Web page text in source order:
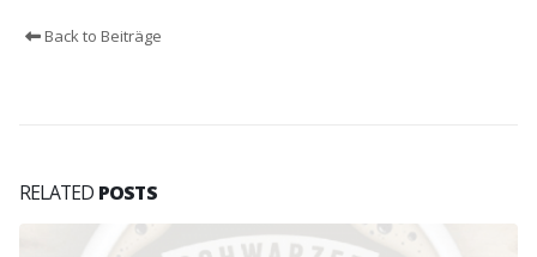
Back to Beiträge
RELATED POSTS